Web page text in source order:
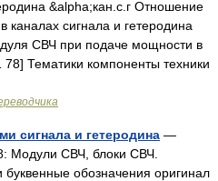
&alpha;кан.с.г Отношение
сигнала и гетеродина
СВЧ при подаче мощности в
Тематики компоненты техники
сигнала и гетеродина —
Модули СВЧ, блоки СВЧ.
обозначения оригинал